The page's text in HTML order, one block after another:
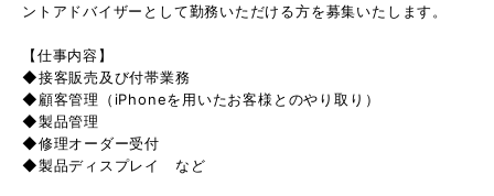
ントアドバイザーとして勤務いただける方を募集いたします。
【仕事内容】
◆接客販売及び付帯業務
◆顧客管理（iPhoneを用いたお客様とのやり取り）
◆製品管理
◆修理オーダー受付
◆製品ディスプレイ など